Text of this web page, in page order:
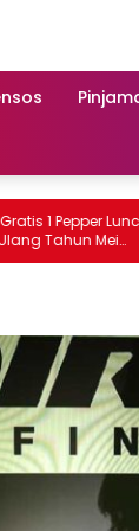
Pepper Lunch
Mei